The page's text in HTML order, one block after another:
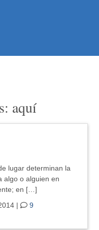
aquí
lugar determinan la
algo o alguien en
en […]
|
9